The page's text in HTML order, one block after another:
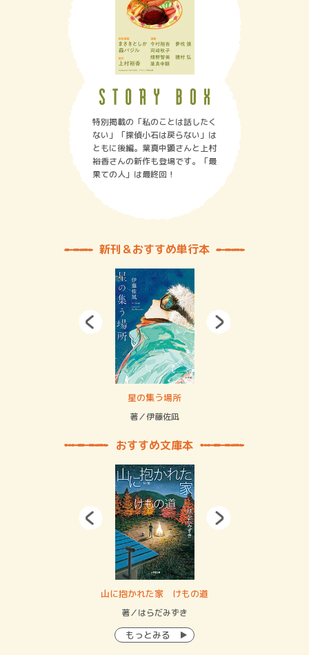
特別掲載の「私のことは話したく
ない」「探偵小石は戻らない」は
ともに後編。葉真中顕さんと上村
裕香さんの新作も登場です。「最
果ての人」は最終回！
新刊＆おすすめ単行本
星の集う場所
著／伊藤佐凪
おすすめ文庫本
山に抱かれた家 けもの道
著／はらだみずき
もっとみる